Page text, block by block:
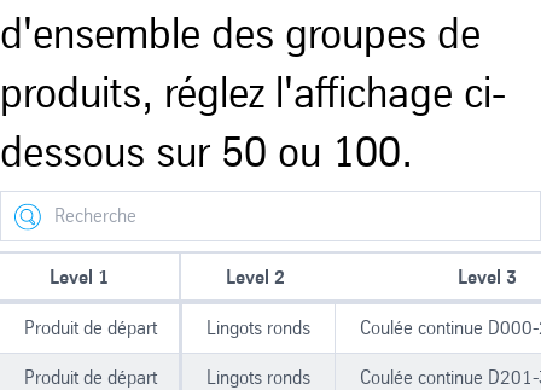
d'ensemble des groupes de
produits, réglez l'affichage ci-
dessous sur 50 ou 100.
Search
Level 1 Level 2 Level 3
Produit de départ Lingots ronds Coulée continue
Produit de départ Lingots ronds Coulée continue